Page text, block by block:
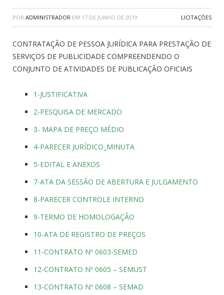
POR ADMINISTRADOR EM 17 DE JUNHO DE 2019 LICITAÇÕES
CONTRATAÇÃO DE PESSOA JURÍDICA PARA PRESTAÇÃO DE
SERVIÇOS DE PUBLICIDADE COMPREENDENDO O
CONJUNTO DE ATIVIDADES DE PUBLICAÇÃO OFICIAIS
1-JUSTIFICATIVA
2-PESQUISA DE MERCADO
3- MAPA DE PREÇO MÉDIO
4-PARECER JURÍDICO_MINUTA
5-EDITAL E ANEXOS
7-ATA DA SESSÃO DE ABERTURA E JULGAMENTO
8-PARECER CONTROLE INTERNO
9-TERMO DE HOMOLOGAÇÃO
10-ATA DE REGISTRO DE PREÇOS
11-CONTRATO Nº 0603-SEMED
12-CONTRATO Nº 0605 – SEMUST
13-CONTRATO Nº 0608 – SEMAD